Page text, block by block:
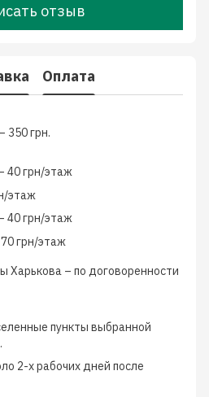
отзыв
Оплата
350 грн.
40 грн/этаж
этаж
40 грн/этаж
70 грн/этаж
Харькова – по договоренности
пункты выбранной
2-х рабочих дней после